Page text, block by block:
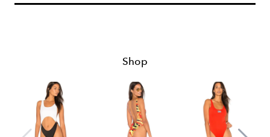
Shop